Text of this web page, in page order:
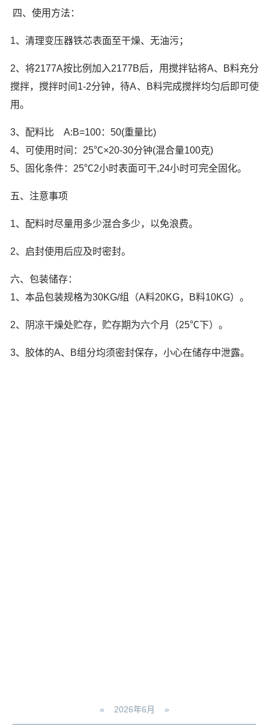
四、使用方法：
1、清理变压器铁芯表面至干燥、无油污；
2、将2177A按比例加入2177B后，用搅拌钻将A、B料充分
搅拌，搅拌时间1-2分钟，待A、B料完成搅拌均匀后即可使
用。
3、配料比 A:B=100：50(重量比)
4、可使用时间：25℃×20-30分钟(混合量100克)
5、固化条件：25℃2小时表面可干,24小时可完全固化。
五、注意事项
1、配料时尽量用多少混合多少，以免浪费。
2、启封使用后应及时密封。
六、包装储存：
1、本品包装规格为30KG/组（A料20KG，B料10KG）。
2、阴凉干燥处贮存，贮存期为六个月（25℃下）。
3、胶体的A、B组分均须密封保存，小心在储存中泄露。
« 2026年6月 »